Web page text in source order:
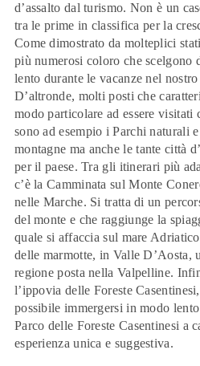
d’assalto dal turismo. Non è un
tra le prime in classifica per la
Come dimostrato da molteplici
più numerosi coloro che scelgono
lento durante le vacanze nel nostro
D’altronde, molti posti che
modo particolare ad essere visitati
sono ad esempio i Parchi naturali
montagne ma anche le tante città
per il paese. Tra gli itinerari più
c’è laCamminata sul Monte
nelle Marche. Si tratta di un
del monte e che raggiunge la
quale si affaccia sul mare
delle marmotte, in Valle D’Aosta,
regione posta nella Valpelline.
l’ippovia delle Foreste
possibile immergersi in modo
Parco delle Foreste Casentinesi a
esperienza unica e suggestiva.